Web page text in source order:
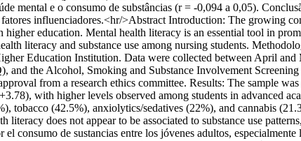
mental e o consumo de substâncias (r = -0,094 a 0,05).
influenciadores.<hr/>Abstract Introduction: The growing
education. Mental health literacy is an essential tool in
literacy and substance use among nursing students.
Education Institution. Data were collected between April
the Alcohol, Smoking and Substance Involvement
from a research ethics committee. Results: The sample
with higher levels observed among students in advanced
tobacco (42.5%), anxiolytics/sedatives (22%), and cannabis
does not appear to be associated to substance use
de sustancias entre los jóvenes adultos,